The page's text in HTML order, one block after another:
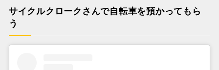
サイクルクロークさんで自転車を預かってもら
う